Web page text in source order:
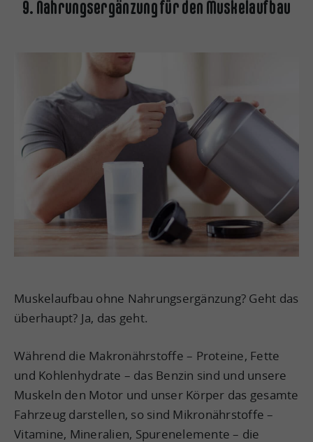
9. Nahrungsergänzung für den Muskelaufbau
Muskelaufbau ohne Nahrungsergänzung? Geht das
überhaupt? Ja, das geht.
Während die Makronährstoffe – Proteine, Fette
und Kohlenhydrate – das Benzin sind und unsere
Muskeln den Motor und unser Körper das gesamte
Fahrzeug darstellen, so sind Mikronährstoffe –
Vitamine, Mineralien, Spurenelemente – die